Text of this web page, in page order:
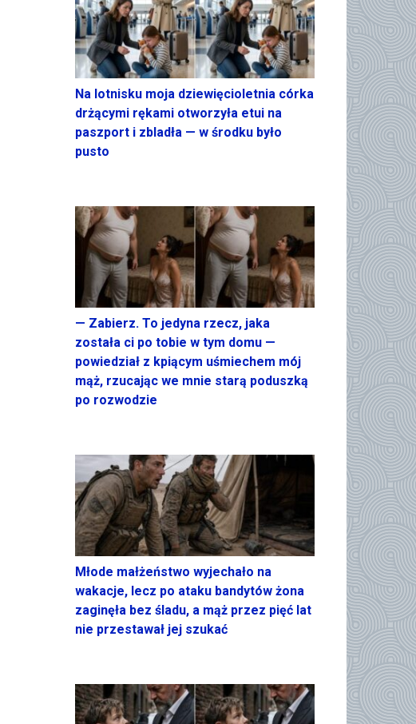
Na lotnisku moja dziewięcioletnia córka
drżącymi rękami otworzyła etui na
paszport i zbladła — w środku było
pusto
— Zabierz. To jedyna rzecz, jaka
została ci po tobie w tym domu —
powiedział z kpiącym uśmiechem mój
mąż, rzucając we mnie starą poduszką
po rozwodzie
Młode małżeństwo wyjechało na
wakacje, lecz po ataku bandytów żona
zaginęła bez śladu, a mąż przez pięć lat
nie przestawał jej szukać